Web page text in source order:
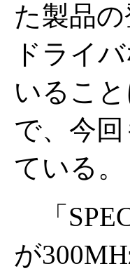
た製品
ドライ
いるこ
で、今
ている。
「
が